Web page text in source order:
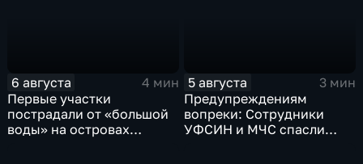
6 августа
4 мин
Первые участки
пострадали от «большой
воды» на островах
5 августа
3 мин
Предупреждениям
вопреки: Сотрудники
УФСИН и МЧС спасли